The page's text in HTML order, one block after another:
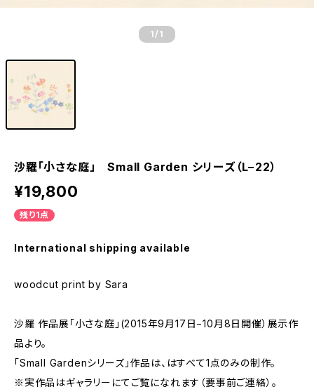
1 /1
沙羅「小さな庭」 Small Garden シリーズ（L−22）
¥19,800
残り1点
International shipping available
woodcut print by Sara
沙羅 作品展「小さな庭」(2015年9月17日−10月8日開催）展示作
品より。
「Small Gardenシリーズ」作品は、はすべて1点のみの制作。
※実作品はギャラリーにてご覧になれます（要事前ご連絡）。